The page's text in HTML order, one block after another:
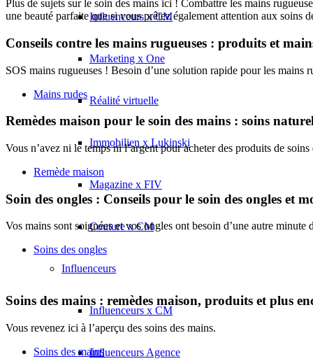
Influenceurs x CM
Marketing x One
Réalité virtuelle
Immobilien x Lukinski
Magazine x FIV
Couture x CM
Influenceurs
Influenceurs x CM
Influenceurs Agence
Plus de sujets sur le soin des mains ici ! Combattre les mains
une beauté parfaite que si vous prêtez également attention aux soins
Conseils contre les mains rugueuses : produits et
SOS mains rugueuses ! Besoin d’une solution rapide pour les mains
Mains rudes
Remèdes maison pour le soin des mains : soins
Vous n’avez ni le temps ni l’argent pour acheter des produits de
Remède maison
Soin des ongles : Conseils pour le soin des ongles et
Vos mains sont soignées et vos ongles ont besoin d’une autre
Soins des ongles
Soins des mains : remèdes maison, produits et plus
Vous revenez ici à l’aperçu des soins des mains.
Soins des mains